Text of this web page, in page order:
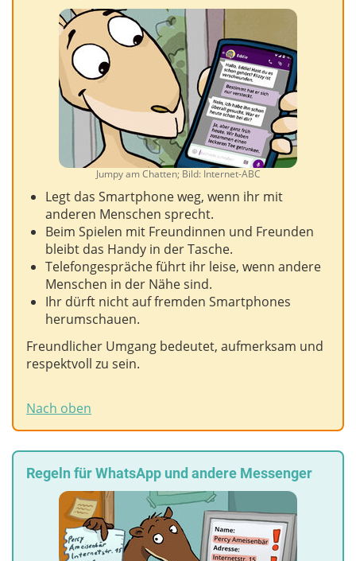
Jumpy am Chatten; Bild: Internet-ABC
Legt das Smartphone weg, wenn ihr mit
anderen Menschen sprecht.
Beim Spielen mit Freundinnen und Freunden
bleibt das Handy in der Tasche.
Telefongespräche führt ihr leise, wenn andere
Menschen in der Nähe sind.
Ihr dürft nicht auf fremden Smartphones
herumschauen.
Freundlicher Umgang bedeutet, aufmerksam und
respektvoll zu sein.
Nach oben
Regeln für WhatsApp und andere Messenger